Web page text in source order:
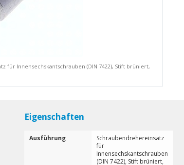
für Innensechskantschrauben (DIN 7422), Stift brüniert,
Eigenschaften
Ausführung
Schraubendrehereinsatz
für
Innensechskantschrauben
(DIN 7422), Stift brüniert,